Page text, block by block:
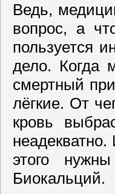
Ведь,
вопрос, а
пользуется
дело. Когда
смертный
лёгкие. От
кровь
этого
Биокальций.